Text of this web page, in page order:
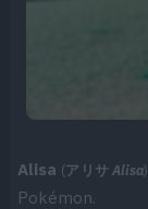
Alisa (アリサAlisa)
Pokémon.